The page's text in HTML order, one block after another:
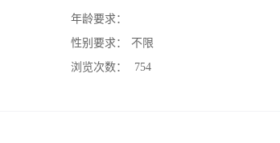
年龄要求：
性别要求：
不限
浏览次数：
754